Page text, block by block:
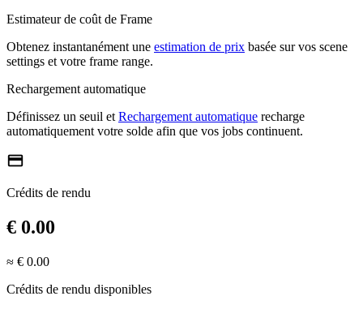
Estimateur de coût de Frame
Obtenez instantanément une estimation de prix basée sur vos scene
settings et votre frame range.
Rechargement automatique
Définissez un seuil et Rechargement automatique recharge
automatiquement votre solde afin que vos jobs continuent.
credit_card
Crédits de rendu
€ 0.00
≈ € 0.00
Crédits de rendu disponibles